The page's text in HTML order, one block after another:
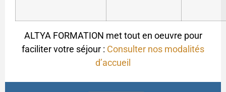
ALTYA FORMATION met tout en oeuvre pour
faciliter votre séjour : Consulter nos modalités
d’accueil